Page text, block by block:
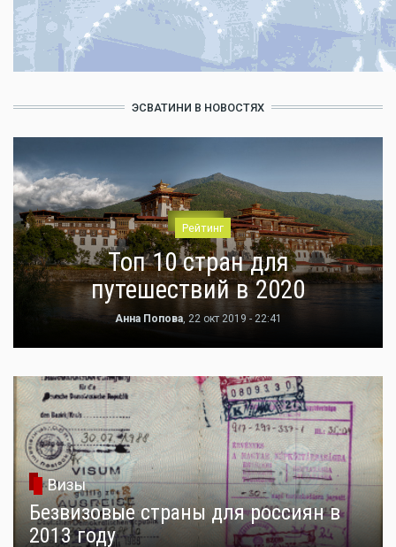
ЭСВАТИНИ В НОВОСТЯХ
Рейтинг
Топ 10 стран для
путешествий в 2020
Анна Попова, 22 окт 2019 - 22:41
Визы
Безвизовые страны для россиян в
2013 году